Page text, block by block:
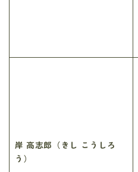
岸 高志郎（きし こうしろ
う）